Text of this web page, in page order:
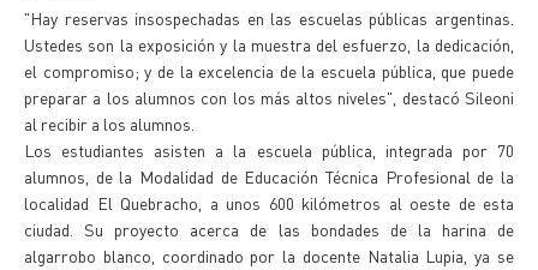
"Hay reservas insospechadas en las escuelas públicas argentinas.
Ustedes son la exposición y la muestra del esfuerzo, la dedicación,
el compromiso; y de la excelencia de la escuela pública, que puede
preparar a los alumnos con los más altos niveles", destacó Sileoni
al recibir a los alumnos.
Los estudiantes asisten a la escuela pública, integrada por 70
alumnos, de la Modalidad de Educación Técnica Profesional de la
localidad El Quebracho, a unos 600 kilómetros al oeste de esta
ciudad. Su proyecto acerca de las bondades de la harina de
algarrobo blanco, coordinado por la docente Natalia Lupia, ya se